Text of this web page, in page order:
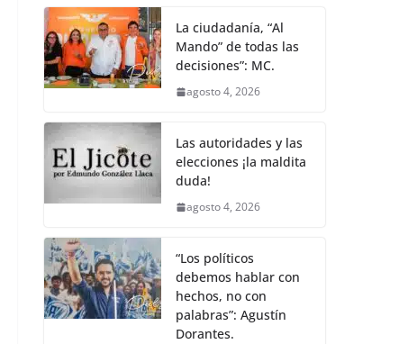
La ciudadanía, “Al
Mando” de todas las
decisiones”: MC.
agosto 4, 2026
Las autoridades y las
elecciones ¡la maldita
duda!
agosto 4, 2026
“Los políticos
debemos hablar con
hechos, no con
palabras”: Agustín
Dorantes.